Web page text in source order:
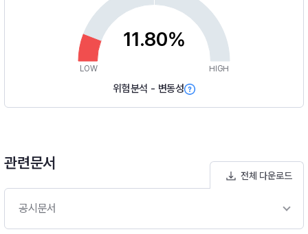
11.80%
LOW HIGH
위험분석 - 변동성
관련문서
전체 다운로드
공시문서